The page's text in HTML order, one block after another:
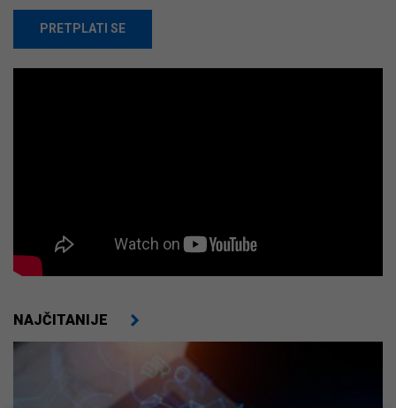
PRETPLATI SE
NAJČITANIJE